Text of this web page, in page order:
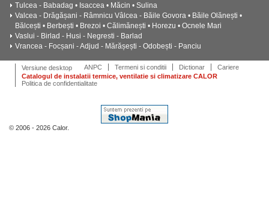
Tulcea - Babadag • Isaccea • Măcin • Sulina
Valcea - Drăgășani - Râmnicu Vâlcea - Băile Govora • Băile Olănești •
Bălcești • Berbești • Brezoi • Călimănești • Horezu • Ocnele Mari
Vaslui - Birlad - Husi - Negresti - Barlad
Vrancea - Focșani - Adjud - Mărășești - Odobești - Panciu
Versiune desktop ANPC Termeni si conditii Dictionar
Cariere
Catalogul de instalatii termice, ventilatie si climatizare CALOR
Politica de confidentialitate
© 2006 - 2026 Calor.